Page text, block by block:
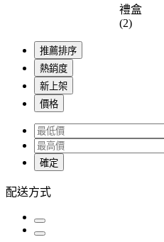
禮盒
(2)
推薦排序
熱銷度
新上架
價格
確定
配送方式